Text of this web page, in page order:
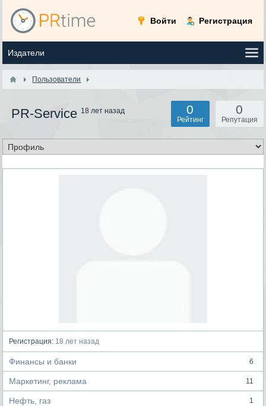
Войти Регистрация
Пользователи
PR-Service 18 лет назад 0
Репутация
0
Рейтинг
Регистрация: 18 лет назад
Финансы и банки 6
Маркетинг, реклама 11
Нефть, газ 1